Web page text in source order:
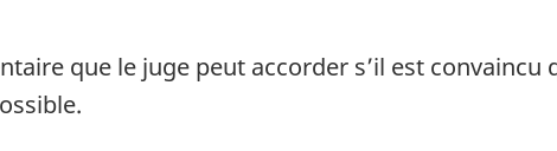
que le juge peut accorder s’il est